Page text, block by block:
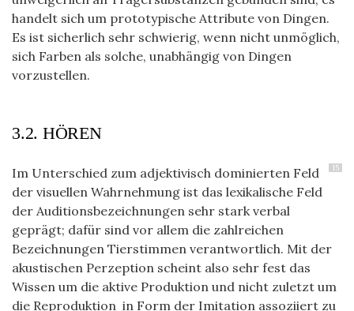
handelt sich um prototypische Attribute von Dingen.
Es ist sicherlich sehr schwierig, wenn nicht unmöglich,
sich Farben als solche, unabhängig von Dingen
vorzustellen.
3.2. HÖREN
15
Im Unterschied zum adjektivisch dominierten Feld
der visuellen Wahrnehmung ist das lexikalische Feld
der Auditionsbezeichnungen sehr stark verbal
geprägt; dafür sind vor allem die zahlreichen
Bezeichnungen Tierstimmen verantwortlich. Mit der
akustischen Perzeption scheint also sehr fest das
Wissen um die aktive Produktion und nicht zuletzt um
die Reproduktion in Form der Imitation assoziiert zu